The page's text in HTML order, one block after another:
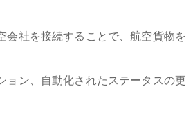
会社を接続することで、航空貨物を
ョン、自動化されたステータスの更